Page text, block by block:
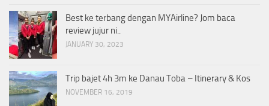
Best ke terbang dengan MYAirline? Jom baca
review jujur ni..
JANUARY 30, 2023
Trip bajet 4h 3m ke Danau Toba – Itinerary & Kos
NOVEMBER 16, 2019